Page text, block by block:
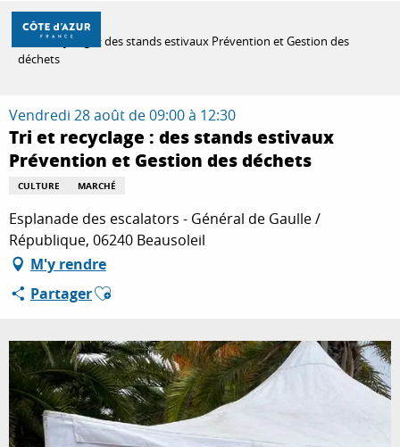
Aller
contenu
À FAIRE
SÉJOURNER
Accueil
Tri et recyclage : des stands estivaux Prévention et Gestion des
déchets
Vendredi 28 août de 09:00 à 12:30
Tri et recyclage : des stands estivaux
Prévention et Gestion des déchets
CULTURE MARCHÉ
Esplanade des escalators - Général de Gaulle /
République, 06240 Beausoleil
M'y rendre
PartagerAjouter aux favoris